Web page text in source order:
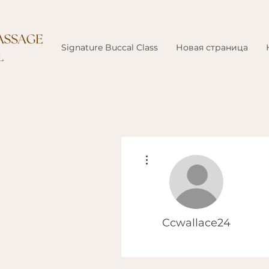
Signature Buccal Class Новая страница
Ccwallace24